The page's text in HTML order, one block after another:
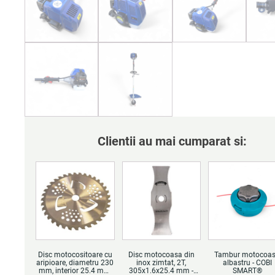
Clientii au mai cumparat si:
Disc motocositoare cu
aripioare, diametru 230
mm, interior 25.4 mm,
Disc motocoasa din
inox zimtat, 2T,
305x1.6x25.4 mm -
Tambur
albastru - COBI
SMART®